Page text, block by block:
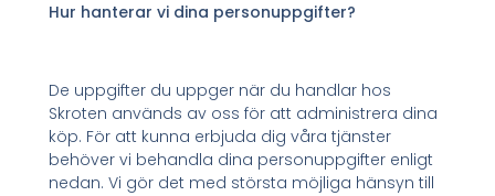
Hur hanterar vi dina personuppgifter?
De uppgifter du uppger när du handlar hos
Skroten används av oss för att administrera dina
köp. För att kunna erbjuda dig våra tjänster
behöver vi behandla dina personuppgifter enligt
nedan. Vi gör det med största möjliga hänsyn till